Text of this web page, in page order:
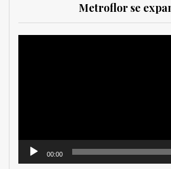
Metroflor se
00:00